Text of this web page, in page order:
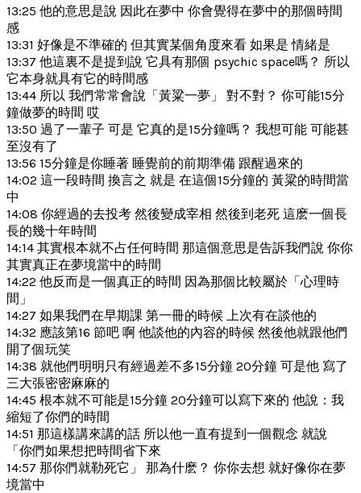
13:25 他的意思是說 因此在夢中 你會覺得在夢中的那個時間
感
13:31 好像是不準確的 但其實某個角度來看 如果是 情緒是
13:37 他這裏不是提到說 它具有那個 psychic space嗎？ 所以
它本身就具有它的時間感
13:44 所以 我們常常會說「黃粱一夢」 對不對？ 你可能15分
鐘做夢的時間 哎
13:50 過了一輩子 可是 它真的是15分鐘嗎？ 我想可能 可能甚
至沒有了
13:56 15分鐘是你睡著 睡覺前的前期準備 跟醒過來的
14:02 這一段時間 換言之 就是 在這個15分鐘的 黃粱的時間當
中
14:08 你經過的去投考 然後變成宰相 然後到老死 這麽一個長
長的幾十年時間
14:14 其實根本就不占任何時間 那這個意思是告訴我們說 你你
其實真正在夢境當中的時間
14:22 他反而是一個真正的時間 因為那個比較屬於「心理時
間」
14:27 如果我們在早期課 第一冊的時候 上次有在談他的
14:32 應該第16 節吧 啊 他談他的內容的時候 然後他就跟他們
開了個玩笑
14:38 就他們明明只有經過差不多15分鐘 20分鐘 可是他 寫了
三大張密密麻麻的
14:45 根本就不可能是15分鐘 20分鐘可以寫下來的 他說：我
縮短了你們的時間
14:51 那這樣講來講的話 所以他一直有提到一個觀念 就說
「你們如果想把時間省下來
14:57 那你們就勒死它」 那為什麽？ 你你去想 就好像你在夢
境當中